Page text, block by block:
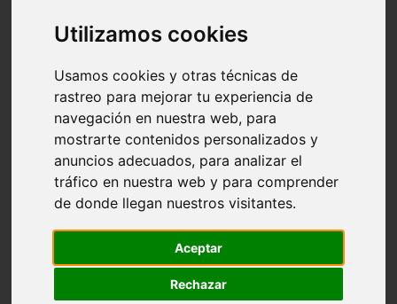
Utilizamos cookies
Usamos cookies y otras técnicas de
rastreo para mejorar tu experiencia de
navegación en nuestra web, para
mostrarte contenidos personalizados y
anuncios adecuados, para analizar el
tráfico en nuestra web y para comprender
de donde llegan nuestros visitantes.
Aceptar
Rechazar
protagonistas
reptiles
adopci n
higiene
snacks
acuario
iberzoo propet
comercios
estanques
viajar
cr a
especies invasoras
agua